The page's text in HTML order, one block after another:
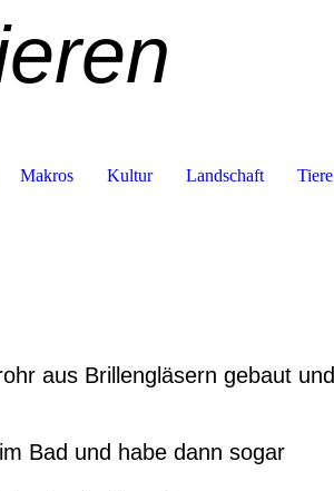
Makros Kultur Landschaft Tiere
aus Brillengläsern gebaut und
Bad und habe dann sogar